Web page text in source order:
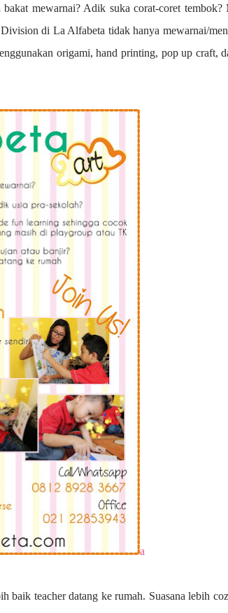
mewarnai? Adik suka corat-coret tembok?
di La Alfabeta tidak hanya mewarnai/
origami, hand printing, pop up craft,
a
baik teacher datang ke rumah. Suasana lebih